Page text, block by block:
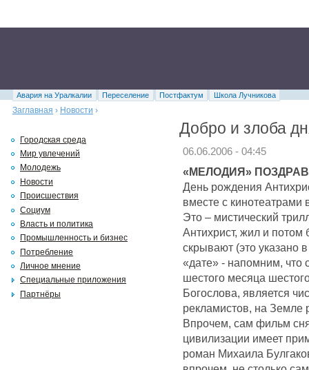
Авария на Уралкалии Переселение Постфактум
Школа Лучникова
Заглавная › Новости ›
Добро и злоба
06.06.2006 - 04:45
«МЕЛОДИЯ»
День рождения
вместе с
Это – мистический
Антихрист, жил и потом
скрывают (это указано
«дате» - напомним, что
шестого месяца
Богослова, является
рекламистов, на Земле
Впрочем, сам фильм
цивилизации имеет
роман Михаила
Городская среда
Мир увлечений
Молодежь
Новости
Происшествия
Социум
Власть и политика
Промышленность и бизнес
Потребление
Личное мнение
Специальные приложения
Партнёры